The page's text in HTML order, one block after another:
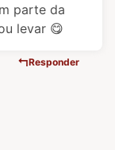
parte da
levar 😋
Responder